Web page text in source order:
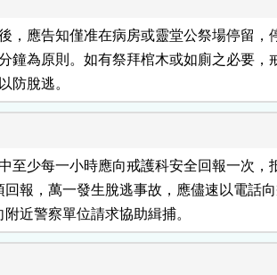
，應告知僅准在病房或靈堂公祭場停留，
分鐘為原則。如有祭拜棺木或如廁之必要，
防脫逃。
至少每一小時應向戒護科安全回報一次，
須回報，萬一發生脫逃事故，應儘速以電話
附近警察單位請求協助緝捕。